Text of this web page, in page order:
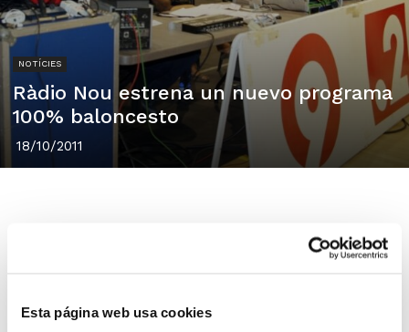
Esta página web usa cookies
NOTÍCIES
Ràdio Nou estrena un nuevo programa
100% baloncesto
18/10/2011
Toda la actualidad del baloncesto de la Comunidad
Bàsquet Nou, el programa que Ràdio Nou emitirá